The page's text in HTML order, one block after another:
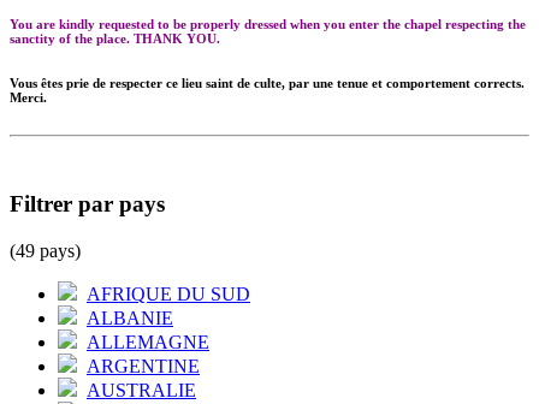
You are kindly requested to be properly dressed when you enter the chapel respecting the
sanctity of the place. THANK YOU.
Vous êtes prie de respecter ce lieu saint de culte, par une tenue et comportement corrects.
Merci.
Filtrer par pays
(49 pays)
AFRIQUE DU SUD
ALBANIE
ALLEMAGNE
ARGENTINE
AUSTRALIE